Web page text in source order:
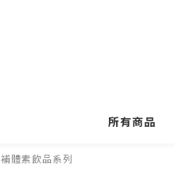
所有商品
補體素飲品系列